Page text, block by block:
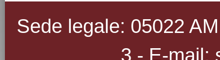
Sede legale: 05022
3 - E-mail: